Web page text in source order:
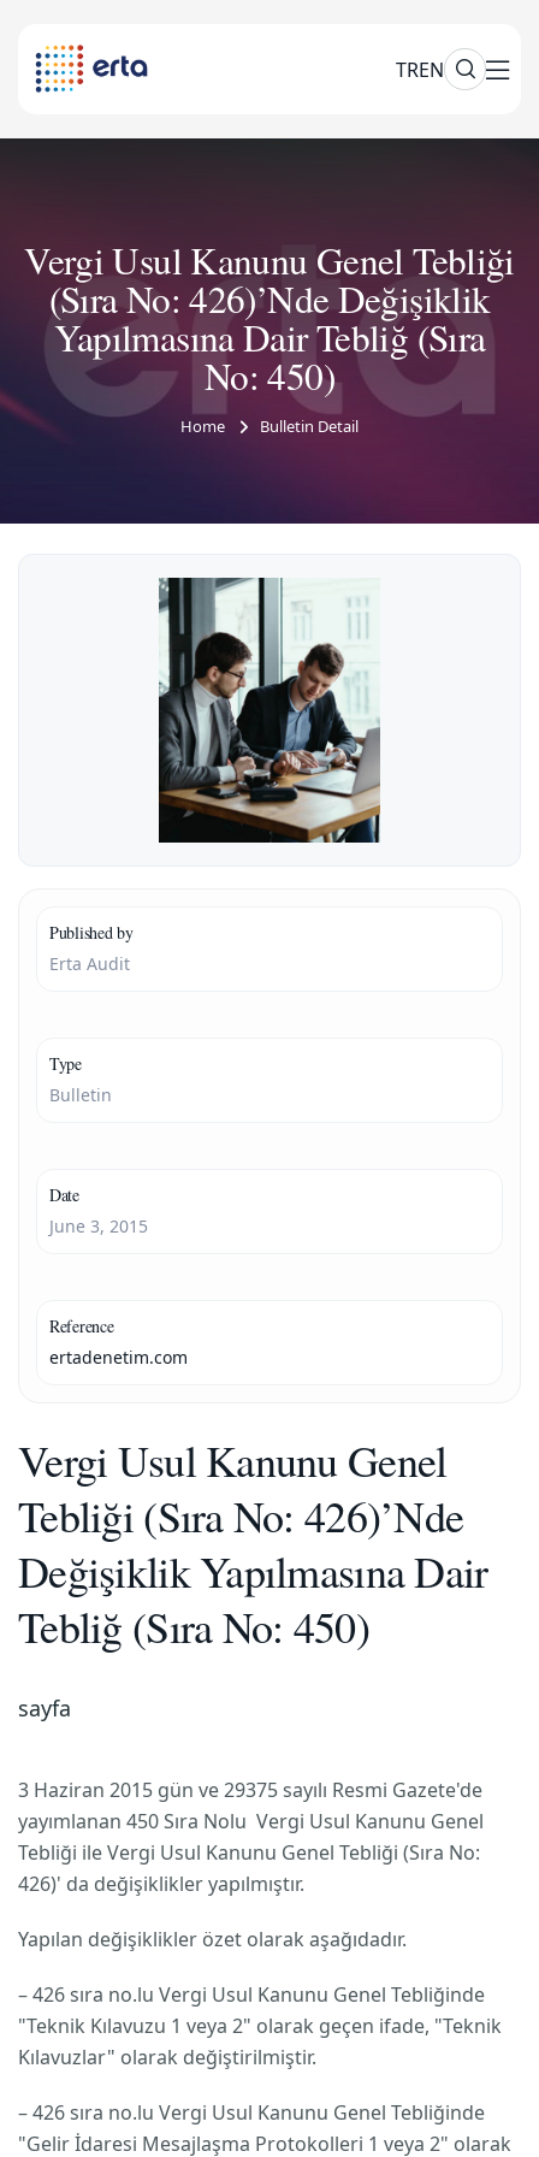
TREN
Vergi Usul Kanunu Genel Tebliği
(Sıra No: 426)’Nde Değişiklik
Yapılmasına Dair Tebliğ (Sıra
No: 450)
Home Bulletin Detail
Published by
Erta Audit
Type
Bulletin
Date
June 3, 2015
Reference
ertadenetim.com
Vergi Usul Kanunu Genel
Tebliği (Sıra No: 426)’Nde
Değişiklik Yapılmasına Dair
Tebliğ (Sıra No: 450)
sayfa
3 Haziran 2015 gün ve 29375 sayılı Resmi Gazete'de
yayımlanan 450 Sıra Nolu Vergi Usul Kanunu Genel
Tebliği ile Vergi Usul Kanunu Genel Tebliği (Sıra No:
426)' da değişiklikler yapılmıştır.
Yapılan değişiklikler özet olarak aşağıdadır.
– 426 sıra no.lu Vergi Usul Kanunu Genel Tebliğinde
"Teknik Kılavuzu 1 veya 2" olarak geçen ifade, "Teknik
Kılavuzlar" olarak değiştirilmiştir.
– 426 sıra no.lu Vergi Usul Kanunu Genel Tebliğinde
"Gelir İdaresi Mesajlaşma Protokolleri 1 veya 2" olarak